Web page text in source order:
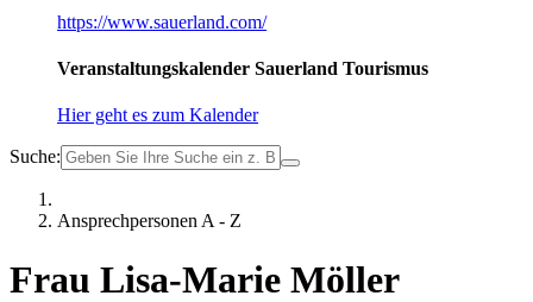
https://www.sauerland.com/
Veranstaltungskalender Sauerland Tourismus
Hier geht es zum Kalender
Suche:
Ansprechpersonen A - Z
Frau Lisa-Marie Möller